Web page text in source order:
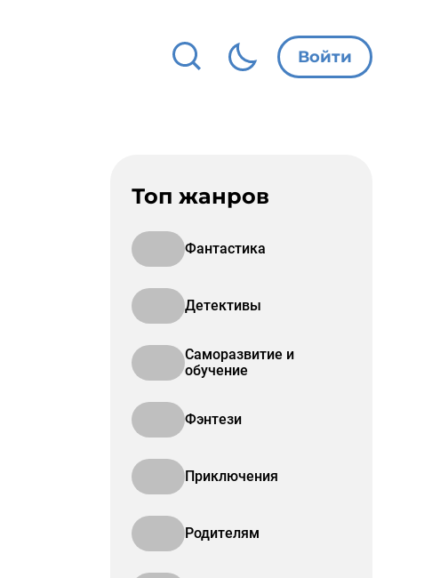
Войти
Топ жанров
Фантастика
Детективы
Саморазвитие и
обучение
Фэнтези
Приключения
Родителям